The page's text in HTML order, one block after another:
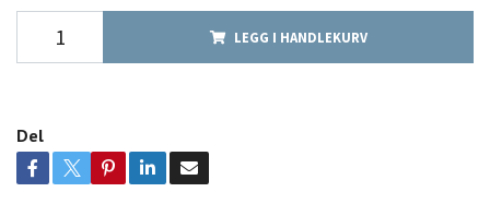
LEGG I HANDLEKURV
Del